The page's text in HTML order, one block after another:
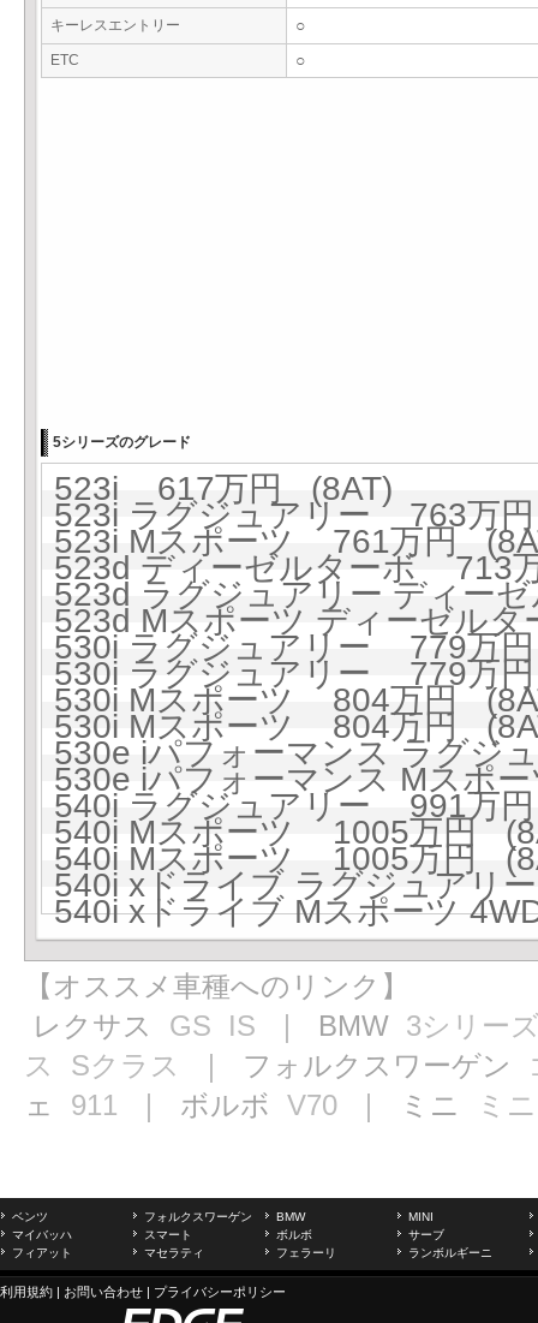
キーレスエントリー ○
ETC ○
5シリーズのグレード
523i 617万円 (8AT)
523i ラグジュアリー 763万
523i Mスポーツ 761万円
523d ディーゼルターボ 713
523d ラグジュアリー ディー
523d Mスポーツ ディーゼル
530i ラグジュアリー 779万
530i ラグジュアリー 779万
530i Mスポーツ 804万円
530i Mスポーツ 804万円
530e iパフォーマンス ラグ
530e iパフォーマンス Mスポ
540i ラグジュアリー 991万
540i Mスポーツ 1005万円
540i Mスポーツ 1005万円
540i xドライブ ラグジュア
540i xドライブ Mスポーツ
【オススメ車種へのリンク】
レクサス GS IS ｜ BMW 3シリー
ス
Sクラス ｜ フォルクスワーゲン
ェ 911 ｜ ボルボ V70 ｜ ミニ ミニ
ベンツ フォルクスワーゲン BMW
MINI
マイバッハ
スマート ボルボ
サーブ
フィアット
マセラティ フェラーリ ランボルギーニ
利用規約 | お問い合わせ | プライバシーポリシー